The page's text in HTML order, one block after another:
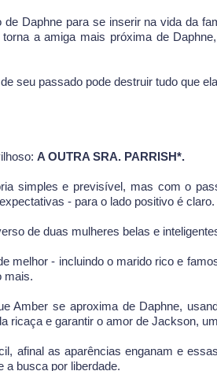
Daphne para se inserir na vida da
a amiga mais próxima de
seu passado pode destruir tudo que
A OUTRA SRA. PARRISH*.
simples e previsível, mas com o
- para o lado positivo é claro.
de duas mulheres belas e
melhor - incluindo o marido rico e
mais.
Amber se aproxima de Daphne,
ricaça e garantir o amor de Jackson,
afinal as aparências enganam e
a busca por liberdade.